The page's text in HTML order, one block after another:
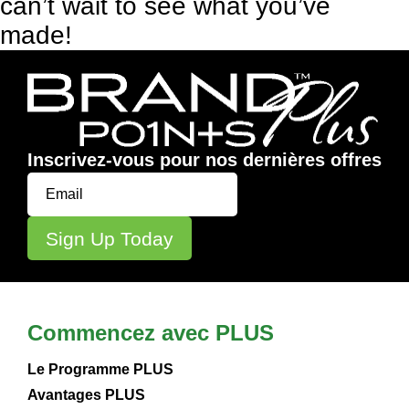
can’t wait to see what you’ve
made!
Inscrivez-vous pour nos dernières offres
Commencez avec PLUS
Le Programme PLUS
Avantages PLUS